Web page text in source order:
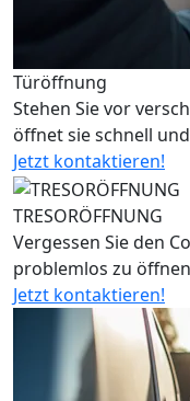
Türöffnung
Stehen Sie vor
öffnet sie schnell
Jetzt kontaktieren!
TRESORÖFFNUNG
Vergessen Sie den
problemlos zu
Jetzt kontaktieren!